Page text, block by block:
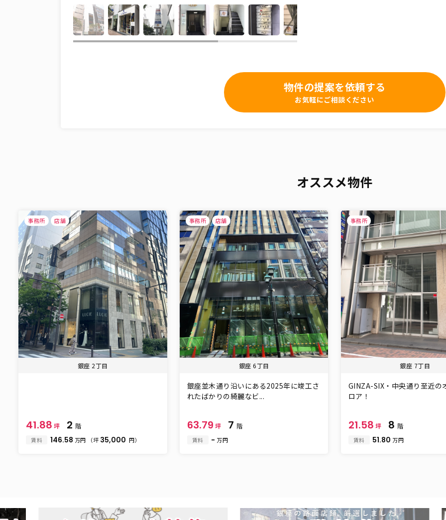
物件の提案を依頼する
お気軽にご相談ください
オススメ物件
事務所 店舗
銀座 2丁目
41.88 坪 2 階
賃料 146.58 万円 （坪 35,000 円）
事務所 店舗
銀座 6丁目
銀座並木通り沿いにある2025年に竣工さ
れたばかりの綺麗なビ...
63.79 坪 7 階
賃料 - 万円
事務所
銀座 7丁目
GINZA-SIX・中央通り至近の
ロア！
21.58 坪 8 階
賃料 51.80 万円